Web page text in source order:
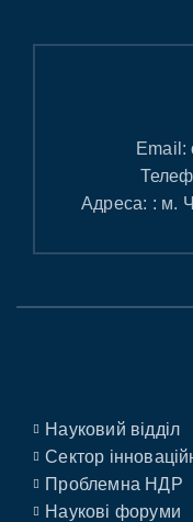
Email:
Адреса: : м.
Науковий відділ
Сектор
Проблемна НДР
Наукові форуми